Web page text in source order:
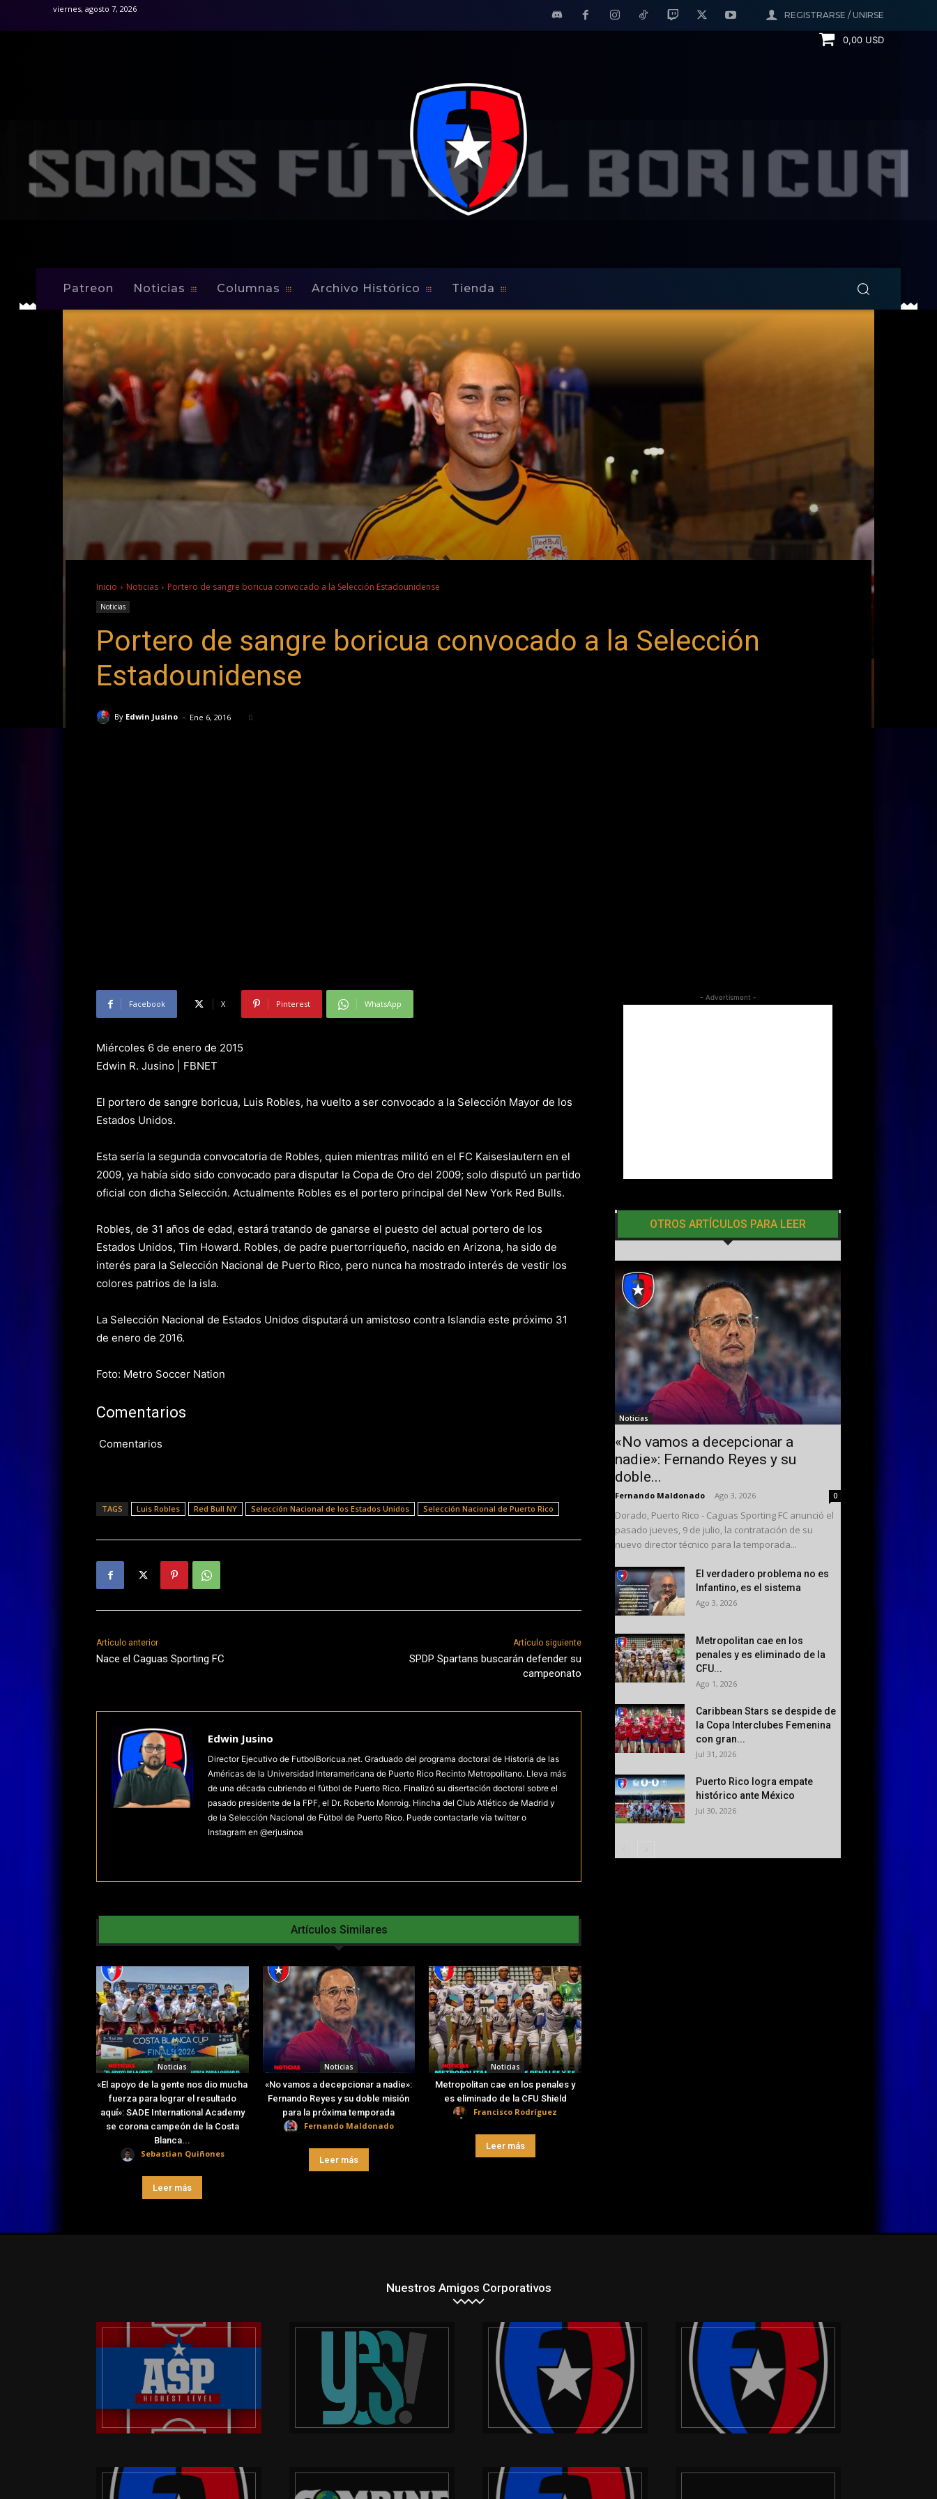
REGISTRARSE / UNIRSE
viernes, agosto 7, 2026
0,00 USD
Patreon Noticias Columnas Archivo Histórico Tienda
Inicio Noticias Portero de sangre boricua convocado a la Selección Estadounidense
Noticias
Portero de sangre boricua convocado a la Selección
Estadounidense
By Edwin Jusino - Ene 6, 2016 0
Facebook X Pinterest WhatsApp
Miércoles 6 de enero de 2015
Edwin R. Jusino | FBNET
El portero de sangre boricua, Luis Robles, ha vuelto a ser convocado a la Selección Mayor de los
Estados Unidos.
Esta sería la segunda convocatoria de Robles, quien mientras militó en el FC Kaiseslautern en el
2009, ya había sido sido convocado para disputar la Copa de Oro del 2009; solo disputó un partido
oficial con dicha Selección. Actualmente Robles es el portero principal del New York Red Bulls.
Robles, de 31 años de edad, estará tratando de ganarse el puesto del actual portero de los
Estados Unidos, Tim Howard. Robles, de padre puertorriqueño, nacido en Arizona, ha sido de
interés para la Selección Nacional de Puerto Rico, pero nunca ha mostrado interés de vestir los
colores patrios de la isla.
La Selección Nacional de Estados Unidos disputará un amistoso contra Islandia este próximo 31
de enero de 2016.
Foto: Metro Soccer Nation
Comentarios
Comentarios
TAGS Luis Robles Red Bull NY Selección Nacional de los Estados Unidos Selección Nacional de Puerto Rico
Artículo anterior
Nace el Caguas Sporting FC
Artículo siguiente
SPDP Spartans buscarán defender su
campeonato
Edwin Jusino
Director Ejecutivo de FutbolBoricua.net. Graduado del programa doctoral de Historia de las
Américas de la Universidad Interamericana de Puerto Rico Recinto Metropolitano. Lleva más
de una década cubriendo el fútbol de Puerto Rico. Finalizó su disertación doctoral sobre el
pasado presidente de la FPF, el Dr. Roberto Monroig. Hincha del Club Atlético de Madrid y
de la Selección Nacional de Fútbol de Puerto Rico. Puede contactarle via twitter o
Instagram en @erjusinoa
Artículos Similares
Noticias
«El apoyo de la gente nos dio mucha
fuerza para lograr el resultado
aquí»: SADE International Academy
se corona campeón de la Costa
Blanca...
Sebastian Quiñones
Leer más
Noticias
«No vamos a decepcionar a nadie»:
Fernando Reyes y su doble misión
para la próxima temporada
Fernando Maldonado
Leer más
Noticias
Metropolitan cae en los penales y
es eliminado de la CFU Shield
Francisco Rodríguez
Leer más
- Advertisment -
OTROS ARTÍCULOS PARA LEER
Noticias
«No vamos a decepcionar a
nadie»: Fernando Reyes y su
doble...
Fernando Maldonado Ago 3, 2026 0
Dorado, Puerto Rico - Caguas Sporting FC anunció el
pasado jueves, 9 de julio, la contratación de su
nuevo director técnico para la temporada...
El verdadero problema no es
Infantino, es el sistema
Ago 3, 2026
Metropolitan cae en los
penales y es eliminado de la
CFU...
Ago 1, 2026
Caribbean Stars se despide de
la Copa Interclubes Femenina
con gran...
Jul 31, 2026
Puerto Rico logra empate
histórico ante México
Jul 30, 2026
Nuestros Amigos Corporativos